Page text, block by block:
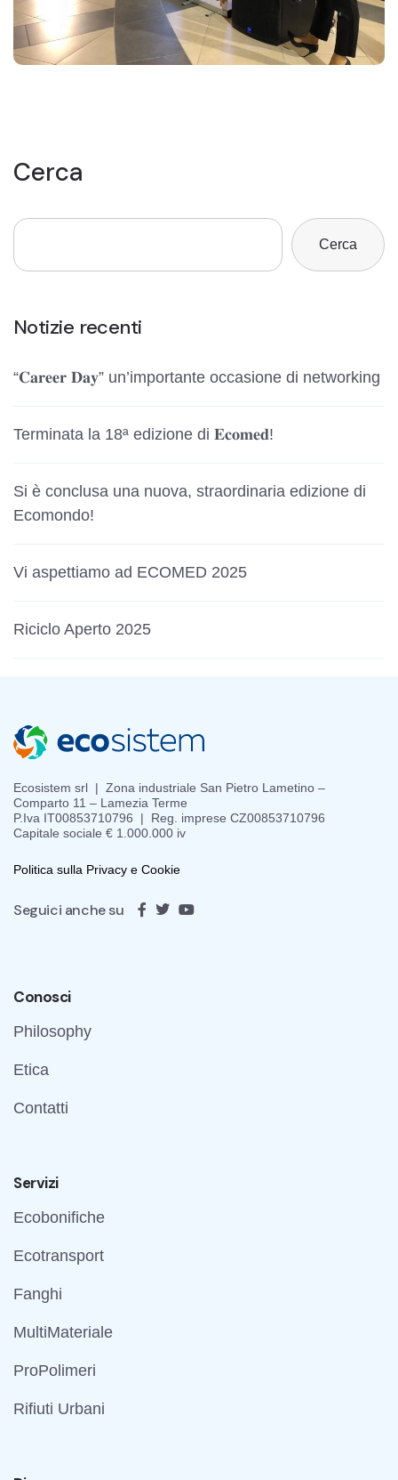
Cerca
Cerca
Notizie recenti
“𝐂𝐚𝐫𝐞𝐞𝐫 𝐃𝐚𝐲” un’importante occasione di networking
Terminata la 18ª edizione di 𝐄𝐜𝐨𝐦𝐞𝐝!
Si è conclusa una nuova, straordinaria edizione di
Ecomondo!
Vi aspettiamo ad ECOMED 2025
Riciclo Aperto 2025
Ecosistem srl | Zona industriale San Pietro Lametino –
Comparto 11 – Lamezia Terme
P.Iva IT00853710796 | Reg. imprese CZ00853710796
Capitale sociale € 1.000.000 iv
Politica sulla Privacy e Cookie
Seguici anche su
Conosci
Philosophy
Etica
Contatti
Servizi
Ecobonifiche
Ecotransport
Fanghi
MultiMateriale
ProPolimeri
Rifiuti Urbani